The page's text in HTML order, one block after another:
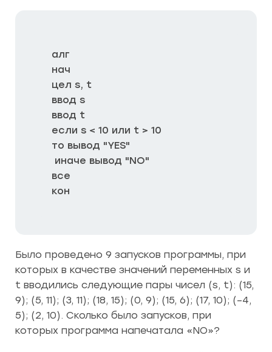
алг
нач
цел s, t
ввод s
ввод t
если s < 10 или t > 10
то вывод "YES"
все
кон
Было проведено 9 запусков программы, при
которых в качестве значений переменных s и
t вводились следующие пары чисел (s, t): (15,
9); (5, 11); (3, 11); (18, 15); (0, 9); (15, 6); (17, 10); (–4,
5); (2, 10). Сколько было запусков, при
которых программа напечатала «NO»?